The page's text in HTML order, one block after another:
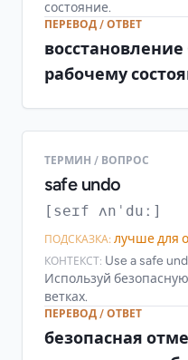
состояние.
ПЕРЕВОД / ОТВЕТ
восстановление
рабочему
ТЕРМИН / ВОПРОС
safe undo
[seɪf ʌnˈduː]
ПОДСКАЗКА: лучше для
КОНТЕКСТ: Use a safe
Используй
ветках.
ПЕРЕВОД / ОТВЕТ
безопасная